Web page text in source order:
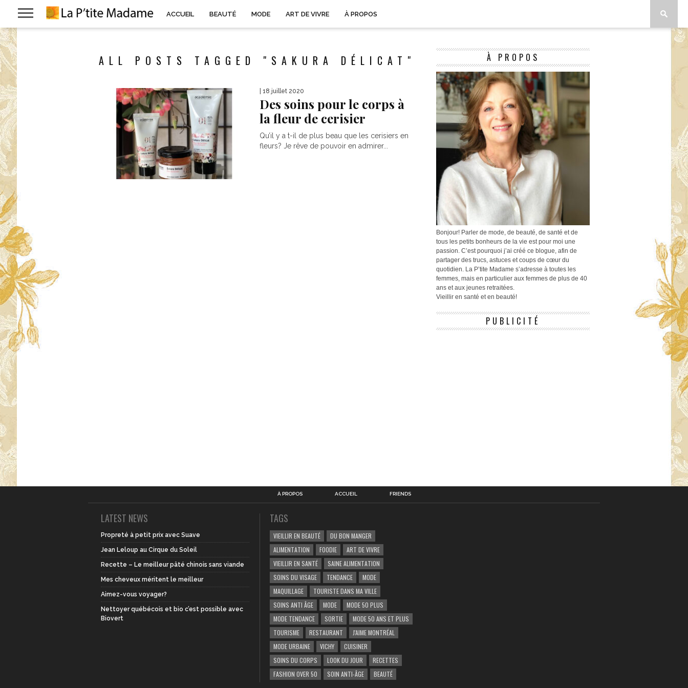
ACCUEIL BEAUTÉ MODE ART DE VIVRE À PROPOS
ALL POSTS TAGGED "SAKURA DÉLICAT"
| 18 juillet 2020
Des soins pour le corps à
la fleur de cerisier
Qu’il y a t-il de plus beau que les cerisiers en
fleurs? Je rêve de pouvoir en admirer...
À PROPOS
Bonjour! Parler de mode, de beauté, de santé et de
tous les petits bonheurs de la vie est pour moi une
passion. C’est pourquoi j’ai créé ce blogue, afin de
partager des trucs, astuces et coups de cœur du
quotidien. La P’tite Madame s’adresse à toutes les
femmes, mais en particulier aux femmes de plus de 40
ans et aux jeunes retraitées.
Vieillir en santé et en beauté!
PUBLICITÉ
À PROPOS ACCUEIL FRIENDS
LATEST NEWS
Propreté à petit prix avec Suave
Jean Leloup au Cirque du Soleil
Recette – Le meilleur pâté chinois sans viande
Mes cheveux méritent le meilleur
Aimez-vous voyager?
Nettoyer québécois et bio c’est possible avec
Biovert
TAGS
VIEILLIR EN BEAUTÉ
DU BON MANGER
ALIMENTATION
FOODIE
ART DE VIVRE
VIEILLIR EN SANTÉ
SAINE ALIMENTATION
SOINS DU VISAGE
TENDANCE
MODE
MAQUILLAGE
TOURISTE DANS MA VILLE
SOINS ANTI ÂGE
MODE
MODE 50 PLUS
MODE TENDANCE
SORTIE
MODE 50 ANS ET PLUS
TOURISME
RESTAURANT
J'AIME MONTRÉAL
MODE URBAINE
VICHY
CUISINER
SOINS DU CORPS
LOOK DU JOUR
RECETTES
FASHION OVER 50
SOIN ANTI-ÂGE BEAUTÉ